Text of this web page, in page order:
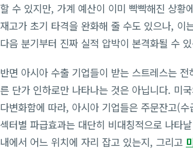
할 수 있지만, 가계 예산이 이미 빡빡해진 상황
재고가 초기 타격을 완화해 줄 수도 있으나, 이
다음 분기부터 진짜 실적 압박이 본격화될 수
반면 아시아 수출 기업들이 받는 스트레스는
른 단가 인하로만 나타나는 것은 아닙니다. 미
다변화함에 따라, 아시아 기업들은 주문잔고(
섹터별 파급효과는 대단히 비대칭적으로 나타
내에서 어느 위치에 자리 잡고 있는지, 그리고